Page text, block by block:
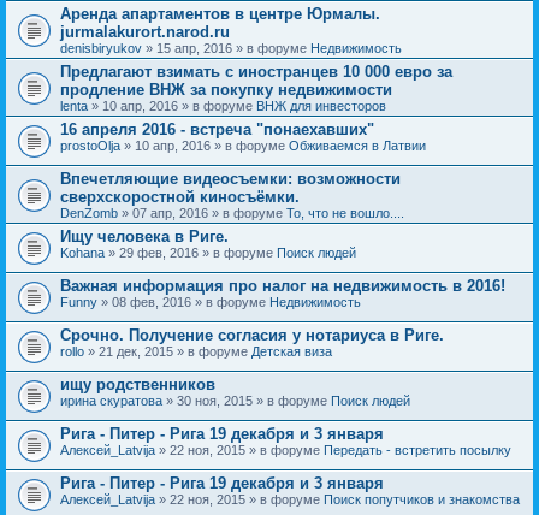
Аренда апартаментов в центре Юрмалы.
jurmalakurort.narod.ru
denisbiryukov » 15 апр, 2016 » в форуме Недвижимость
Предлагают взимать с иностранцев 10 000 евро за
продление ВНЖ за покупку недвижимости
lenta » 10 апр, 2016 » в форуме ВНЖ для инвесторов
16 апреля 2016 - встреча "понаехавших"
prostoOlja » 10 апр, 2016 » в форуме Обживаемся в Латвии
Впечетляющие видеосъемки: возможности
сверхскоростной киносъёмки.
DenZomb » 07 апр, 2016 » в форуме То, что не вошло....
Ищу человека в Риге.
Kohana » 29 фев, 2016 » в форуме Поиск людей
Важная информация про налог на недвижимость в 2016!
Funny » 08 фев, 2016 » в форуме Недвижимость
Срочно. Получение согласия у нотариуса в Риге.
rollo » 21 дек, 2015 » в форуме Детская виза
ищу родственников
ирина скуратова » 30 ноя, 2015 » в форуме Поиск людей
Рига - Питер - Рига 19 декабря и 3 января
Алексей_Latvija » 22 ноя, 2015 » в форуме Передать - встретить посылку
Рига - Питер - Рига 19 декабря и 3 января
Алексей_Latvija » 22 ноя, 2015 » в форуме Поиск попутчиков и знакомства